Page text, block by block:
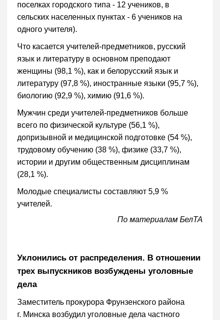
поселках городского типа - 12 учеников, в
сельских населенных пунктах - 6 учеников на
одного учителя).
Что касается учителей-предметников, русский
язык и литературу в основном преподают
женщины (98,1 %), как и белорусский язык и
литературу (97,8 %), иностранные языки (95,7 %),
биологию (92,9 %), химию (91,6 %).
Мужчин среди учителей-предметников больше
всего по физической культуре (56,1 %),
допризывной и медицинской подготовке (54 %),
трудовому обучению (38 %), физике (33,7 %),
истории и другим общественным дисциплинам
(28,1 %).
Молодые специалисты составляют 5,9 %
учителей.
По материалам БелТА
Уклонились от распределения. В отношении
трех выпускников возбуждены уголовные
дела
Заместитель прокурора Фрунзенского района
г. Минска возбудил уголовные дела частного